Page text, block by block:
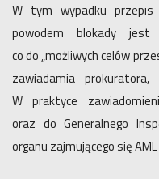
W tym wypadku przepis
powodem blokady jest
co do „możliwych celów
zawiadamia
W praktyce
oraz do Generalnego
organu zajmującego się